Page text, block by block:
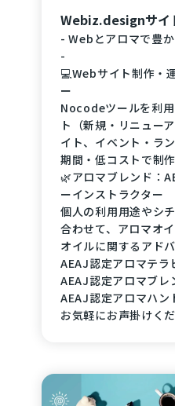
Webiz.designサイ
- Webとアロマで豊
-
💻Webサイト制作・
ー
Nocodeツールを利
ト（新規・リニュー
イト、イベント・ラ
期間・低コストで制作
🌿アロマブレンド：
ーインストラクター
個人の利用用途やシ
合わせて、アロマオ
オイルに関するアド
AEAJ認定アロマテラ
AEAJ認定アロマブレ
AEAJ認定アロマハン
お気軽にお声掛けく